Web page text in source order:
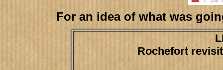
For an idea of what was
Rochefort